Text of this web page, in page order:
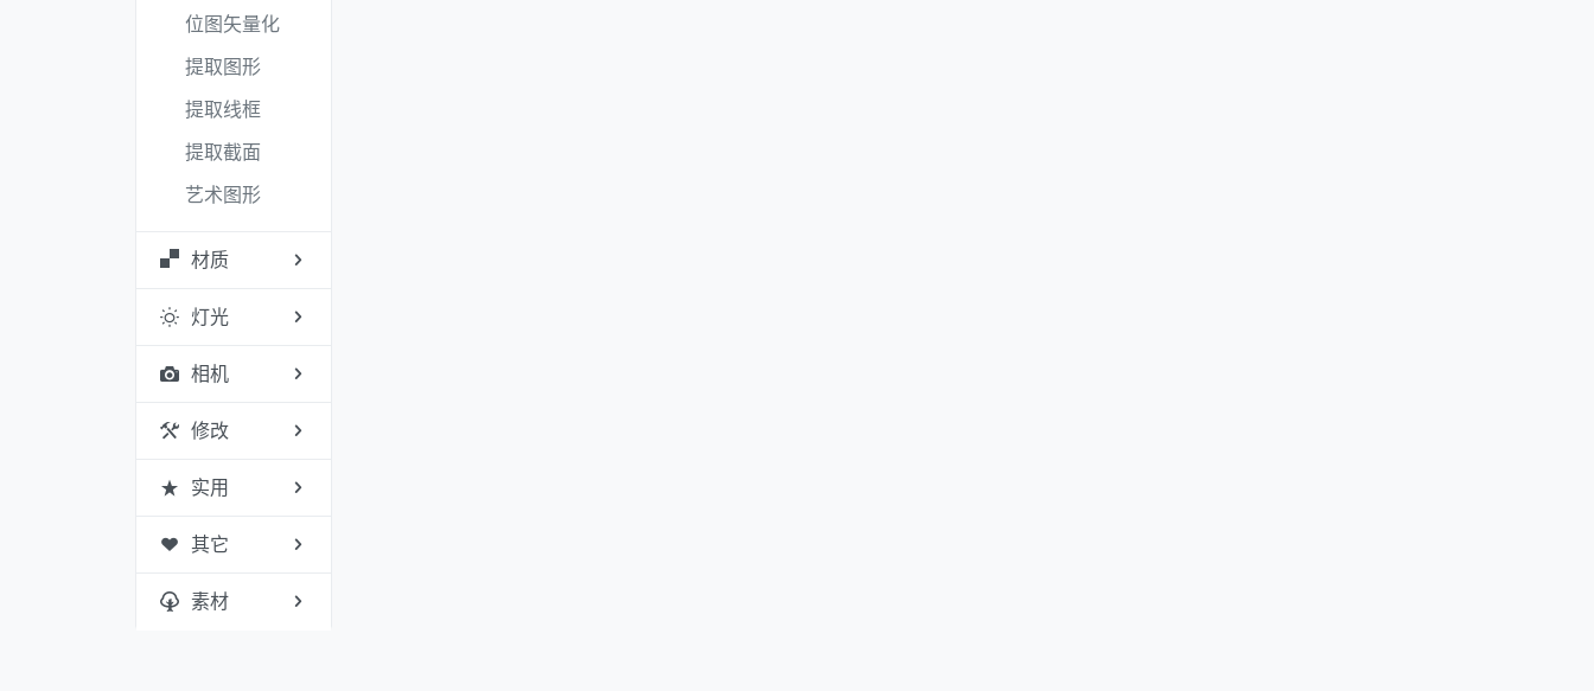
位图矢量化
提取图形
提取线框
提取截面
艺术图形
材质
灯光
相机
修改
实用
其它
素材